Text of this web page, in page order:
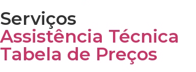
Serviços
Assistência Técnica
Tabela de Preços